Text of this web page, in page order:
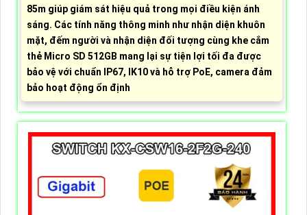
85m giúp giám sát hiệu quả trong mọi điều kiện ánh
sáng. Các tính năng thông minh như nhận diện khuôn
mặt, đếm người và nhận diện đối tượng cùng khe cắm
thẻ Micro SD 512GB mang lại sự tiện lợi tối đa được
bảo vệ với chuẩn IP67, IK10 và hỗ trợ PoE, camera đảm
bảo hoạt động ổn định